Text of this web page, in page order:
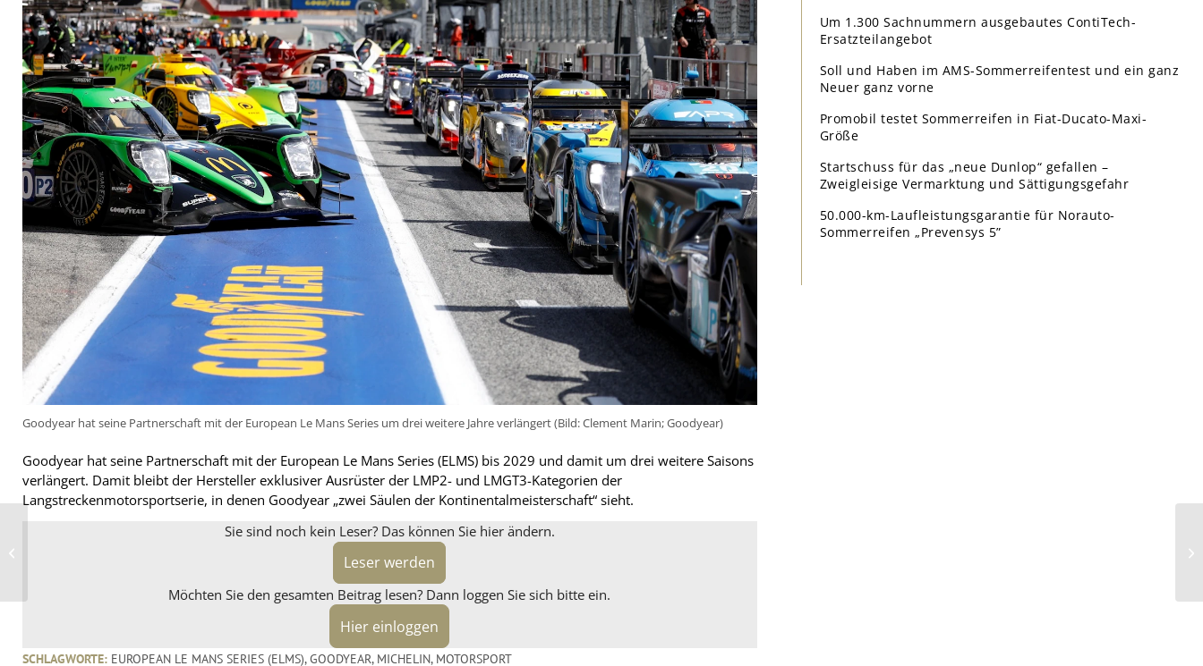
Goodyear hat seine Partnerschaft mit der European Le Mans Series um drei weitere Jahre verlängert (Bild: Clement Marin; Goodyear)
Goodyear hat seine Partnerschaft mit der European Le Mans Series (ELMS) bis 2029 und damit um drei weitere Saisons
verlängert. Damit bleibt der Hersteller exklusiver Ausrüster der LMP2- und LMGT3-Kategorien der
Langstreckenmotorsportserie, in denen Goodyear „zwei Säulen der Kontinentalmeisterschaft“ sieht.
Sie sind noch kein Leser? Das können Sie hier ändern.
Leser werden
Möchten Sie den gesamten Beitrag lesen? Dann loggen Sie sich bitte ein.
Hier einloggen
SCHLAGWORTE: EUROPEAN LE MANS SERIES (ELMS),GOODYEAR, MICHELIN, MOTORSPORT
Um 1.300 Sachnummern ausgebautes ContiTech-
Ersatzteilangebot
Soll und Haben im AMS-Sommerreifentest und ein ganz
Neuer ganz vorne
Promobil testet Sommerreifen in Fiat-Ducato-Maxi-
Größe
Startschuss für das „neue Dunlop“ gefallen –
Zweigleisige Vermarktung und Sättigungsgefahr
50.000-km-Laufleistungsgarantie für Norauto-
Sommerreifen „Prevensys 5”